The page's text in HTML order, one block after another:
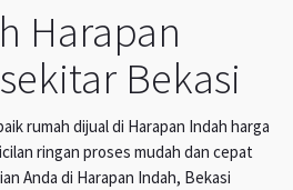
Harapan
Bekasi
rumah dijual di Harapan Indah harga
ringan proses mudah dan cepat
Anda di Harapan Indah, Bekasi